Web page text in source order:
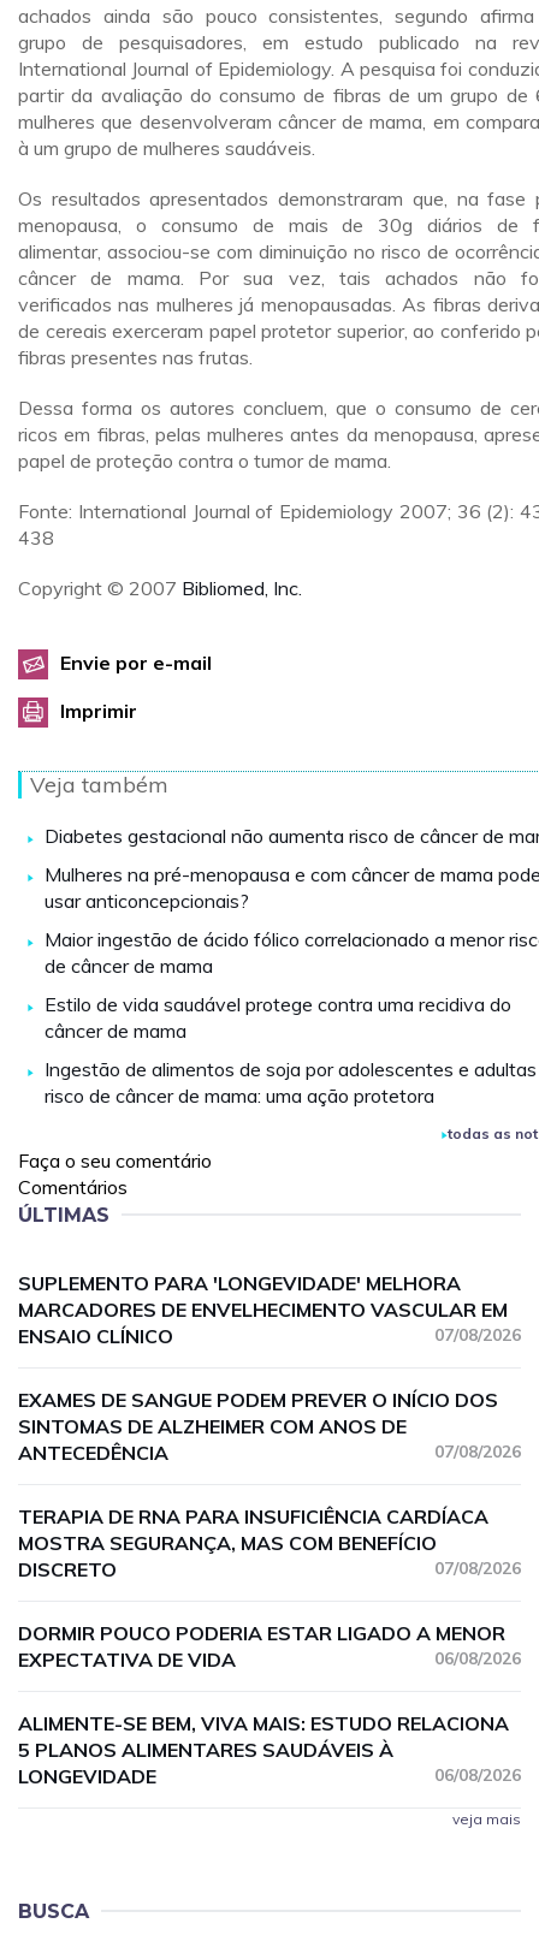
achados ainda são pouco consistentes, segundo
grupo de pesquisadores, em estudo publicado na
International Journal of Epidemiology. A pesquisa foi
partir da avaliação do consumo de fibras de um grupo de
mulheres que desenvolveram câncer de mama, em
à um grupo de mulheres saudáveis.
Os resultados apresentados demonstraram que, na fase
menopausa, o consumo de mais de 30g diários de
alimentar, associou-se com diminuição no risco de
câncer de mama. Por sua vez, tais achados não
verificados nas mulheres já menopausadas. As fibras
de cereais exerceram papel protetor superior, ao conferido
fibras presentes nas frutas.
Dessa forma os autores concluem, que o consumo de
ricos em fibras, pelas mulheres antes da menopausa,
papel de proteção contra o tumor de mama.
Fonte: International Journal of Epidemiology 2007; 36 (2):
438
Copyright © 2007 Bibliomed, Inc.
Envie por e-mail
Imprimir
Veja também
Diabetes gestacional não aumenta risco de câncer de
Mulheres na pré-menopausa e com câncer de mama
usar anticoncepcionais?
Maior ingestão de ácido fólico correlacionado a menor
de câncer de mama
Estilo de vida saudável protege contra uma recidiva do
câncer de mama
Ingestão de alimentos de soja por adolescentes e
risco de câncer de mama: uma ação protetora
todas as
Faça o seu comentário
Comentários
ÚLTIMAS
SUPLEMENTO PARA 'LONGEVIDADE' MELHORA
MARCADORES DE ENVELHECIMENTO VASCULAR EM
ENSAIO CLÍNICO
07/08/2026
EXAMES DE SANGUE PODEM PREVER O INÍCIO DOS
SINTOMAS DE ALZHEIMER COM ANOS DE
ANTECEDÊNCIA
07/08/2026
TERAPIA DE RNA PARA INSUFICIÊNCIA CARDÍACA
MOSTRA SEGURANÇA, MAS COM BENEFÍCIO
DISCRETO
07/08/2026
DORMIR POUCO PODERIA ESTAR LIGADO A MENOR
EXPECTATIVA DE VIDA
06/08/2026
ALIMENTE-SE BEM, VIVA MAIS: ESTUDO RELACIONA
5 PLANOS ALIMENTARES SAUDÁVEIS À
LONGEVIDADE
06/08/2026
veja mais
BUSCA